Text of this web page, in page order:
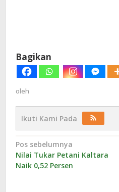
Bagikan
oleh
Ikuti Kami Pada
Navigasi
pos
Pos sebelumnya
Nilai Tukar Petani Kaltara
Naik 0,52 Persen